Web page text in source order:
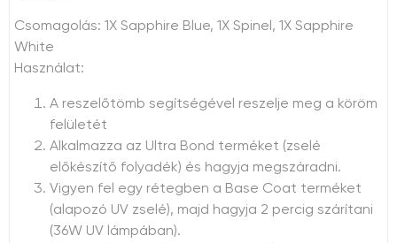
Csomagolás: 1X Sapphire Blue, 1X Spinel, 1X Sapphire
White
Használat:
A reszelőtömb segítségével reszelje meg a köröm
felületét
Alkalmazza az Ultra Bond terméket (zselé
előkészítő folyadék) és hagyja megszáradni.
Vigyen fel egy rétegben a Base Coat terméket
(alapozó UV zselé), majd hagyja 2 percig szárítani
(36W UV lámpában).